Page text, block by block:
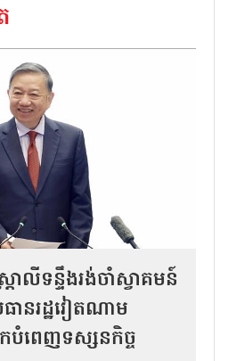
រាលីទន្ទឹងរង់ចាំស្វាគមន៍
ានរដ្ឋវៀតណាម
ពេញទស្សនកិច្ច